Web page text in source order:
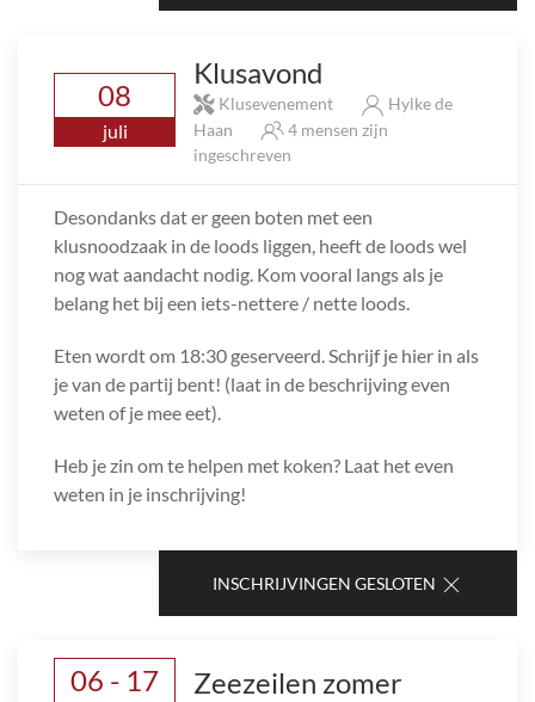
08
juli
Klusavond
Klusevenement
Hylke de
Haan
4 mensen zijn
ingeschreven
Desondanks dat er geen boten met een
klusnoodzaak in de loods liggen, heeft de loods wel
nog wat aandacht nodig. Kom vooral langs als je
belang het bij een iets-nettere / nette loods.
Eten wordt om 18:30 geserveerd. Schrijf je hier in als
je van de partij bent! (laat in de beschrijving even
weten of je mee eet).
Heb je zin om te helpen met koken? Laat het even
weten in je inschrijving!
INSCHRIJVINGEN GESLOTEN
06 - 17 Zeezeilen zomer